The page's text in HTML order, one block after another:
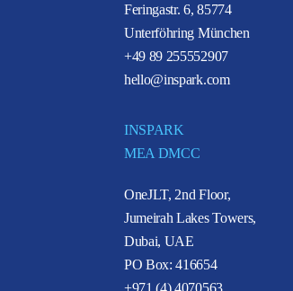
Feringastr. 6, 85774
Unterföhring München
+49 89 255552907
hello@inspark.com
INSPARK
MEA DMCC
OneJLT, 2nd Floor,
Jumeirah Lakes Towers,
Dubai, UAE
PO Box: 416654
+971 (4) 4070563